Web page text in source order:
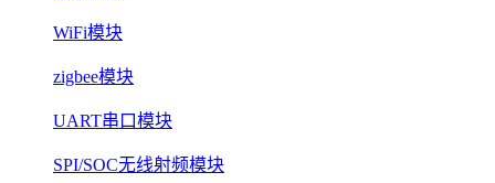
WiFi模块
zigbee模块
UART串口模块
SPI/SOC无线射频模块